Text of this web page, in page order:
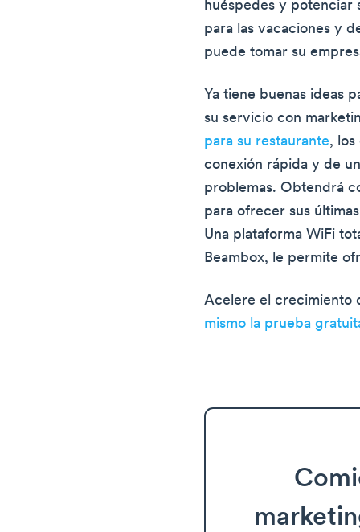
huéspedes y potenciar
para las vacaciones y
puede tomar su
Ya tiene buenas ideas
su servicio con
para su restaurante,
conexión rápida y de
problemas. Obtendrá
para ofrecer sus
Una plataforma WiFi
Beambox, le permite
Acelere el crecimiento
mismo la prueba